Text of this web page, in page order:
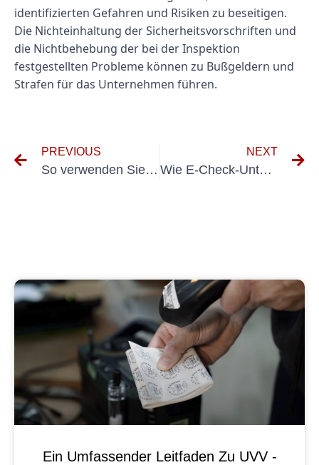
identifizierten Gefahren und Risiken zu beseitigen.
Die Nichteinhaltung der Sicherheitsvorschriften und
die Nichtbehebung der bei der Inspektion
festgestellten Probleme können zu Bußgeldern und
Strafen für das Unternehmen führen.
PREVIOUS
So verwenden Sie ein VDE 0701-Messgerät richtig zum Testen elektrischer Geräte
NEXT
Wie E-Check-Unternehmen die Zahlungsabwicklung revolutionieren
Ein Umfassender Leitfaden Zu UVV -